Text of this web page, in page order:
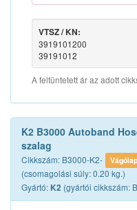
VTSZ / KN:
3919101200
39191012
A feltüntetett ár az adott
K2 B3000 Autoband
szalag
Cikkszám: B3000-K2-
(csomagolási súly: 0.20 kg.)
Gyártó: K2 (gyártói cikkszám: